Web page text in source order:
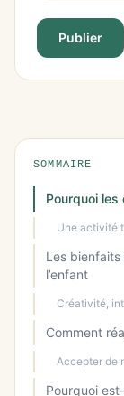
Publier
SOMMAIRE
Pourquoi les
Une activité
Les bienfaits
l’enfant
Créativité,
Comment
Accepter de
Pourquoi